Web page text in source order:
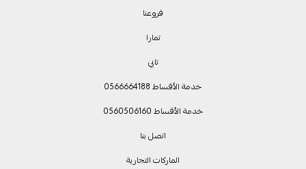
فروعنا
تمارا
تابي
خدمة الأقساط 0566664188
خدمة الأقساط 0560506160
اتصل بنا
الماركات التجارية